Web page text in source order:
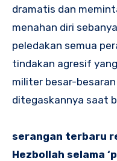
dramatis dan
menahan diri
peledakan semua
tindakan agresif
militer besar-
ditegaskannya saat
serangan terbaru
Hezbollah selama